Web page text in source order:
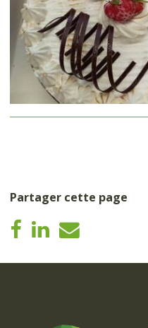
Partager cette page